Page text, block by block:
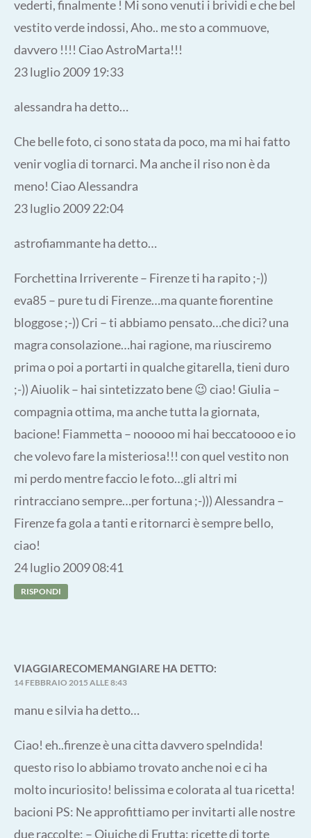
vederti, finalmente ! Mi sono venuti i brividi e che bel
vestito verde indossi, Aho.. me sto a commuove,
davvero !!!! Ciao AstroMarta!!!
23 luglio 2009 19:33
alessandra ha detto…
Che belle foto, ci sono stata da poco, ma mi hai fatto
venir voglia di tornarci. Ma anche il riso non è da
meno! Ciao Alessandra
23 luglio 2009 22:04
astrofiammante ha detto…
Forchettina Irriverente – Firenze ti ha rapito ;-))
eva85 – pure tu di Firenze…ma quante fiorentine
bloggose ;-)) Cri – ti abbiamo pensato…che dici? una
magra consolazione…hai ragione, ma riusciremo
prima o poi a portarti in qualche gitarella, tieni duro
;-)) Aiuolik – hai sintetizzato bene 😉 ciao! Giulia –
compagnia ottima, ma anche tutta la giornata,
bacione! Fiammetta – nooooo mi hai beccatoooo e io
che volevo fare la misteriosa!!! con quel vestito non
mi perdo mentre faccio le foto…gli altri mi
rintracciano sempre…per fortuna ;-))) Alessandra –
Firenze fa gola a tanti e ritornarci è sempre bello,
ciao!
24 luglio 2009 08:41
RISPONDI
VIAGGIARECOMEMANGIARE HA DETTO:
14 FEBBRAIO 2015 ALLE 8:43
manu e silvia ha detto…
Ciao! eh..firenze è una citta davvero spelndida!
questo riso lo abbiamo trovato anche noi e ci ha
molto incuriosito! belissima e colorata al tua ricetta!
bacioni PS: Ne approfittiamo per invitarti alle nostre
due raccolte: – Qiuiche di Frutta: ricette di torte